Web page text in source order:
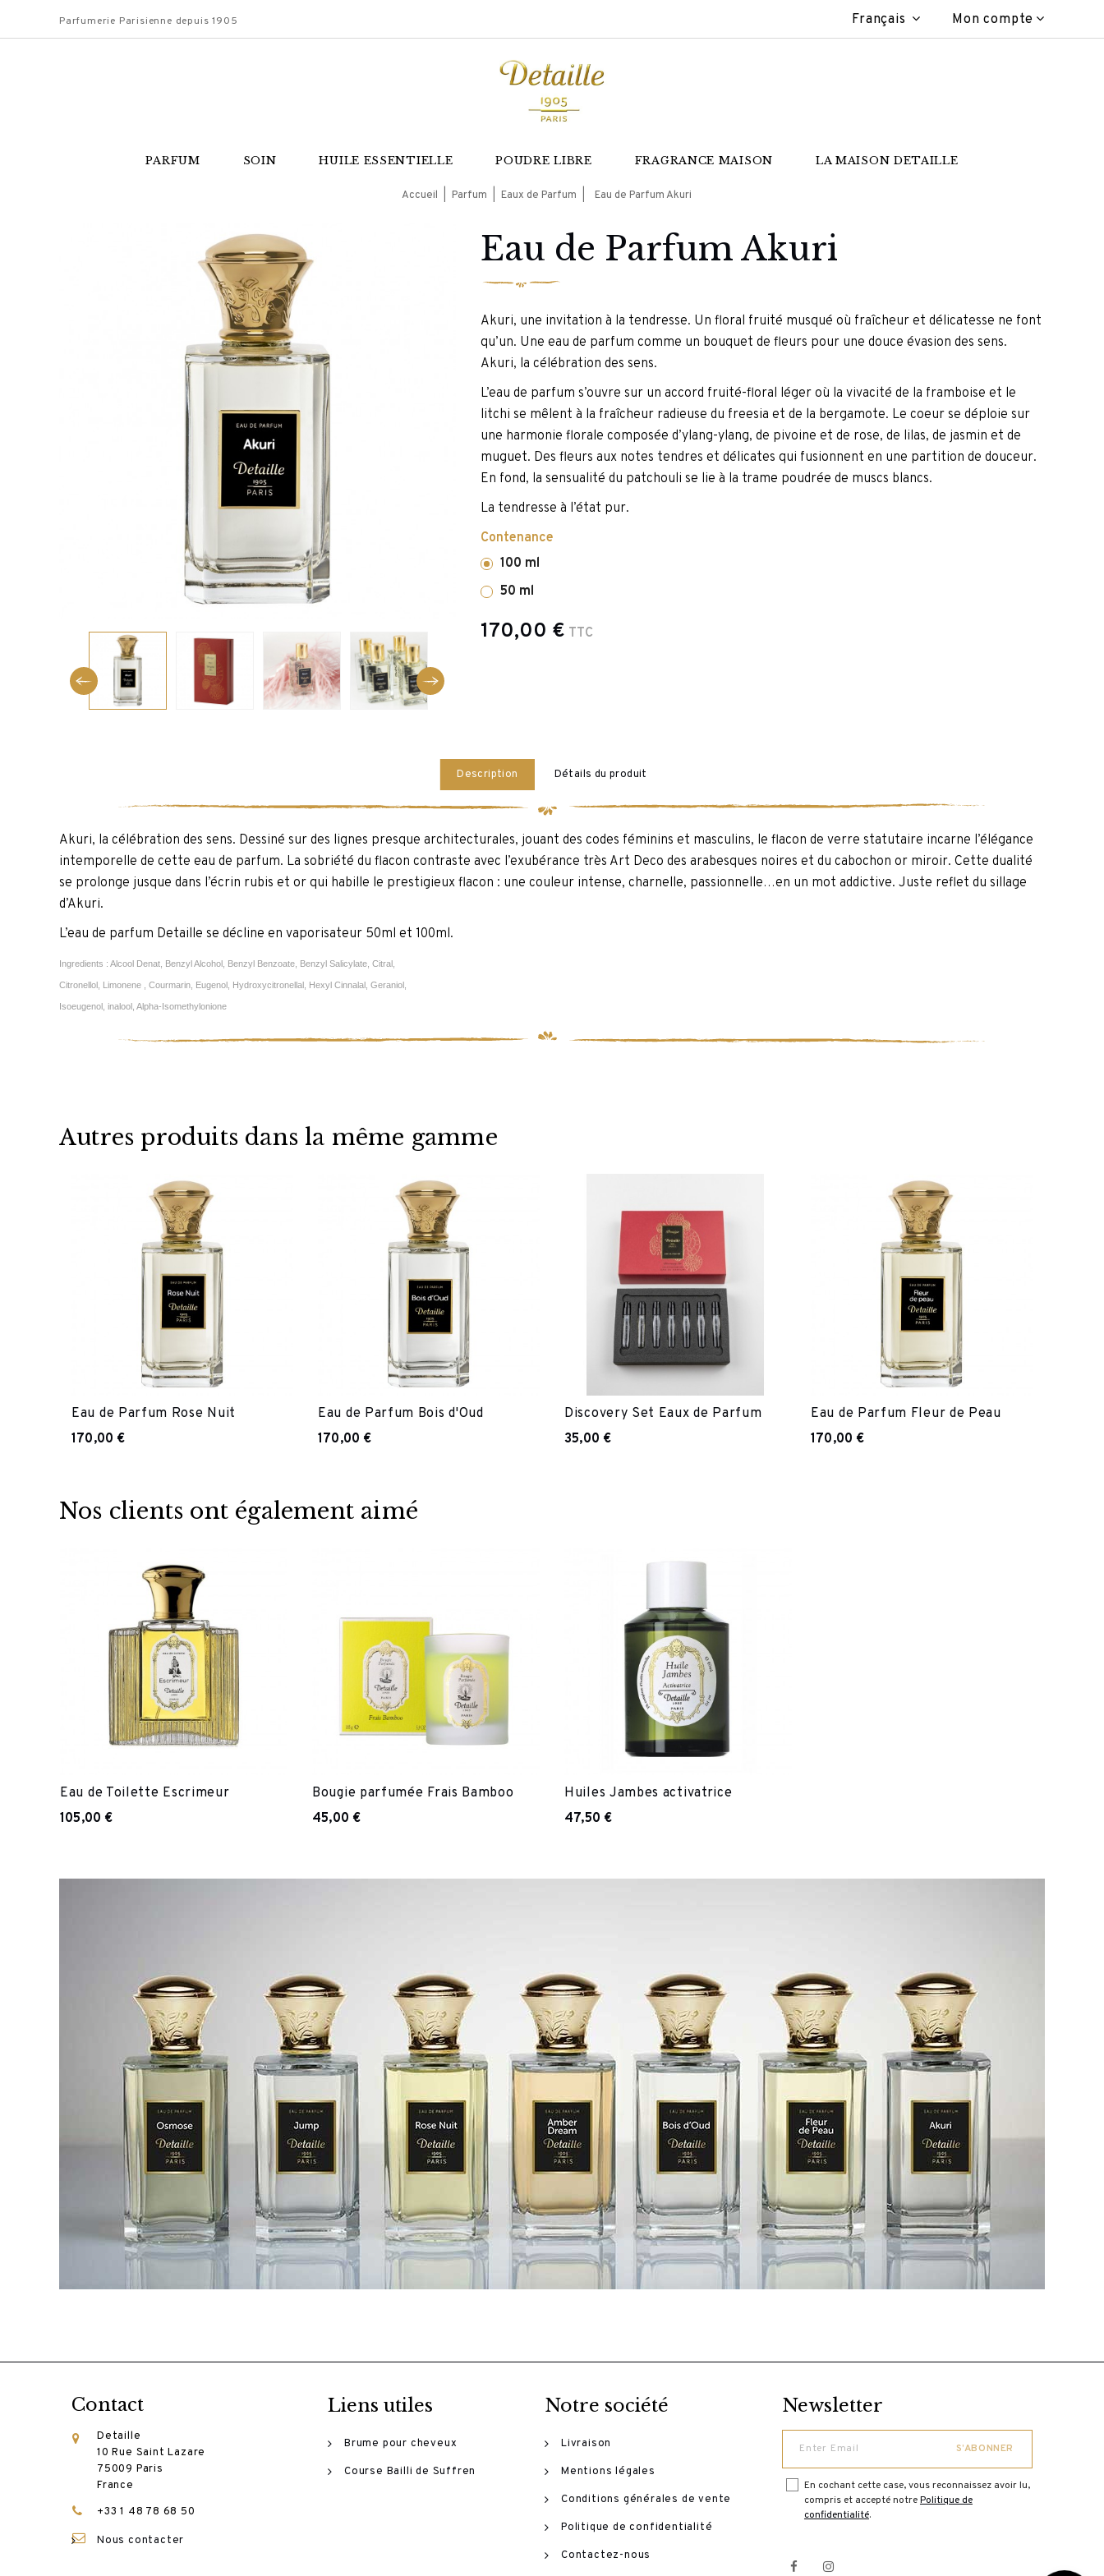
Parfumerie Parisienne depuis 1905 Français Mon compte
PARFUM SOIN HUILE ESSENTIELLE POUDRE LIBRE FRAGRANCE MAISON LA MAISON DETAILLE
Accueil Parfum Eaux de Parfum Eau de Parfum Akuri
Eau de Parfum Akuri
Akuri, une invitation à la tendresse. Un floral fruité musqué où fraîcheur et délicatesse ne font
qu’un. Une eau de parfum comme un bouquet de fleurs pour une douce évasion des sens.
Akuri, la célébration des sens.
L’eau de parfum s’ouvre sur un accord fruité-floral léger où la vivacité de la framboise et le
litchi se mêlent à la fraîcheur radieuse du freesia et de la bergamote. Le coeur se déploie sur
une harmonie florale composée d’ylang-ylang, de pivoine et de rose, de lilas, de jasmin et de
muguet. Des fleurs aux notes tendres et délicates qui fusionnent en une partition de douceur.
En fond, la sensualité du patchouli se lie à la trame poudrée de muscs blancs.
La tendresse à l’état pur.
Contenance
100 ml
50 ml
170,00 € TTC
Description Détails du produit
Akuri, la célébration des sens. Dessiné sur des lignes presque architecturales, jouant des codes féminins et masculins, le flacon de verre statutaire incarne l’élégance
intemporelle de cette eau de parfum. La sobriété du flacon contraste avec l’exubérance très Art Deco des arabesques noires et du cabochon or miroir. Cette dualité
se prolonge jusque dans l’écrin rubis et or qui habille le prestigieux flacon : une couleur intense, charnelle, passionnelle…en un mot addictive. Juste reflet du sillage
d’Akuri.
L’eau de parfum Detaille se décline en vaporisateur 50ml et 100ml.
Ingredients : Alcool Denat, Benzyl Alcohol, Benzyl Benzoate, Benzyl Salicylate, Citral,
Citronellol, Limonene , Courmarin, Eugenol, Hydroxycitronellal, Hexyl Cinnalal, Geraniol,
Isoeugenol, inalool, Alpha-Isomethylonione
Autres produits dans la même gamme
Eau de Parfum Rose Nuit
170,00 €
Eau de Parfum Bois d'Oud
170,00 €
Discovery Set Eaux de Parfum
35,00 €
Eau de Parfum Fleur de Peau
170,00 €
Nos clients ont également aimé
Eau de Toilette Escrimeur
105,00 €
Bougie parfumée Frais Bamboo
45,00 €
Huiles Jambes activatrice
47,50 €
Contact
Detaille
10 Rue Saint Lazare
75009 Paris
France
+33 1 48 78 68 50
Nous contacter
Liens utiles
Brume pour cheveux
Course Bailli de Suffren
Notre société
Livraison
Mentions légales
Conditions générales de vente
Politique de confidentialité
Contactez-nous
Newsletter
En cochant cette case, vous reconnaissez avoir lu,
compris et accepté notrePolitique de
confidentialité.